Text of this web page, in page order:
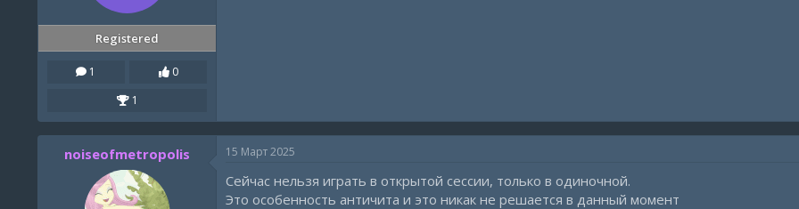
а
Registered
1
0
1
noiseofmetropolis 15 Март 2025
Сейчас нельзя играть в открытой сессии, только в одиночной.
Это особенность античита и это никак не решается в данный момент